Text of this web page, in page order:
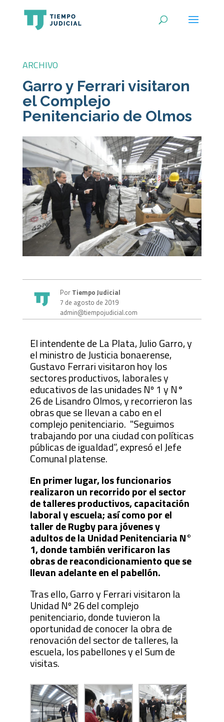
ARCHIVO
Garro y Ferrari visitaron
el Complejo
Penitenciario de Olmos
PorTiempo Judicial
7 de agosto de 2019
admin@tiempojudicial.com
El intendente de La Plata, Julio Garro, y
el ministro de Justicia bonaerense,
Gustavo Ferrari visitaron hoy los
sectores productivos, laborales y
educativos de las unidades Nº 1 y N°
26 de Lisandro Olmos, y recorrieron las
obras que se llevan a cabo en el
complejo penitenciario. "Seguimos
trabajando por una ciudad con políticas
públicas de igualdad”, expresó el Jefe
Comunal platense.
En primer lugar, los funcionarios
realizaron un recorrido por el sector
de talleres productivos, capacitación
laboral y escuela; así como por el
taller de Rugby para jóvenes y
adultos de la Unidad Penitenciaria N°
1, donde también verificaron las
obras de reacondicionamiento que se
llevan adelante en el pabellón.
Tras ello, Garro y Ferrari visitaron la
Unidad Nº 26 del complejo
penitenciario, donde tuvieron la
oportunidad de conocer la obra de
renovación del sector de talleres, la
escuela, los pabellones y el Sum de
visitas.